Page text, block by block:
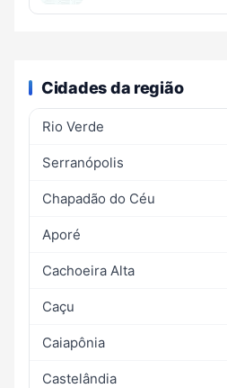
Cidades da região
Rio Verde
Serranópolis
Chapadão do Céu
Aporé
Cachoeira Alta
Caçu
Caiapônia
Castelândia